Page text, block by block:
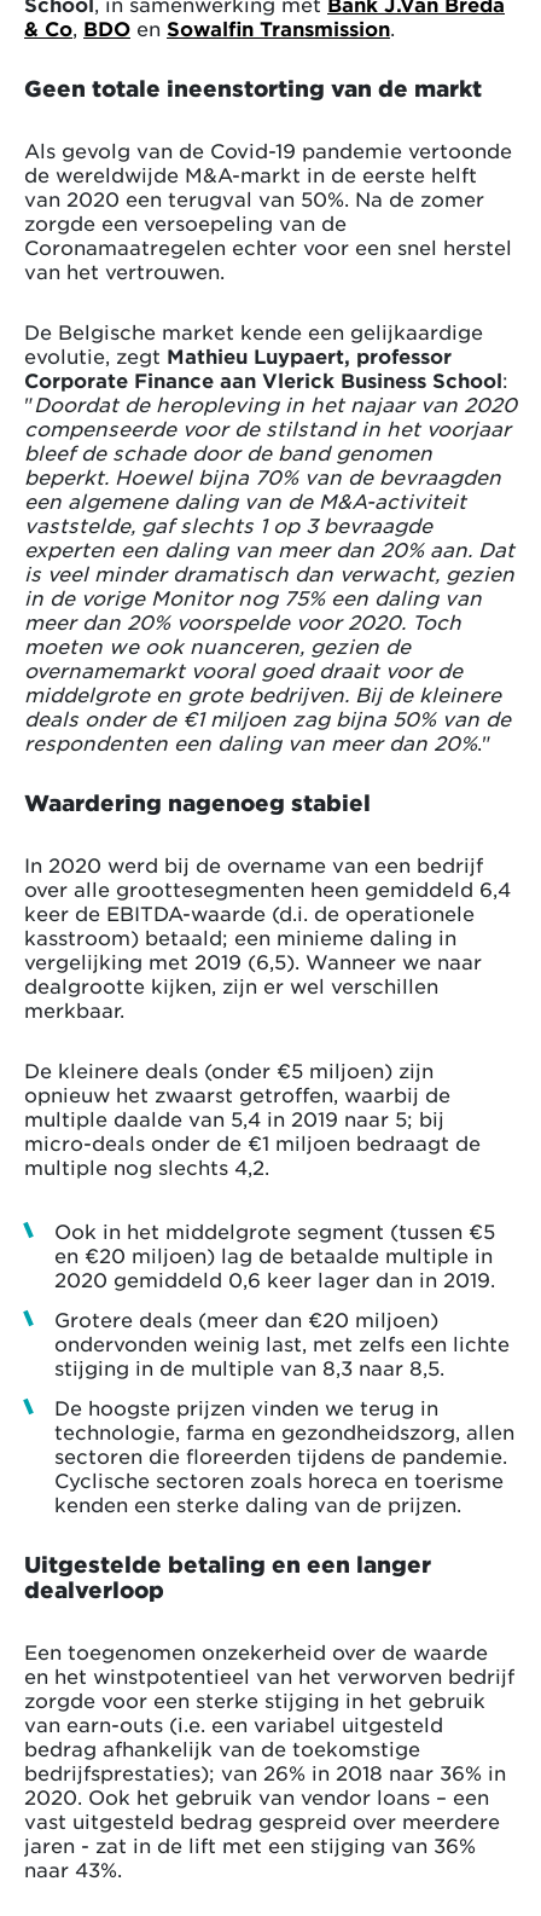
& Co, BDO en Sowalfin Transmission.
Geen totale ineenstorting van de markt
Als gevolg van de Covid-19 pandemie vertoonde
de wereldwijde M&A-markt in de eerste helft
van 2020 een terugval van 50%. Na de zomer
zorgde een versoepeling van de
Coronamaatregelen echter voor een snel herstel
van het vertrouwen.
De Belgische market kende een gelijkaardige
evolutie, zegt Mathieu Luypaert, professor
Corporate Finance aan Vlerick Business School:
"Doordat de heropleving in het najaar van 2020
compenseerde voor de stilstand in het voorjaar
bleef de schade door de band genomen
beperkt. Hoewel bijna 70% van de bevraagden
een algemene daling van de M&A-activiteit
vaststelde, gaf slechts 1 op 3 bevraagde
experten een daling van meer dan 20% aan. Dat
is veel minder dramatisch dan verwacht, gezien
in de vorige Monitor nog 75% een daling van
meer dan 20% voorspelde voor 2020. Toch
moeten we ook nuanceren, gezien de
overnamemarkt vooral goed draait voor de
middelgrote en grote bedrijven. Bij de kleinere
deals onder de €1 miljoen zag bijna 50% van de
respondenten een daling van meer dan 20%."
Waardering nagenoeg stabiel
In 2020 werd bij de overname van een bedrijf
over alle groottesegmenten heen gemiddeld 6,4
keer de EBITDA-waarde (d.i. de operationele
kasstroom) betaald; een minieme daling in
vergelijking met 2019 (6,5). Wanneer we naar
dealgrootte kijken, zijn er wel verschillen
merkbaar.
De kleinere deals (onder €5 miljoen) zijn
opnieuw het zwaarst getroffen, waarbij de
multiple daalde van 5,4 in 2019 naar 5; bij
micro-deals onder de €1 miljoen bedraagt de
multiple nog slechts 4,2.
Ook in het middelgrote segment (tussen €5
en €20 miljoen) lag de betaalde multiple in
2020 gemiddeld 0,6 keer lager dan in 2019.
Grotere deals (meer dan €20 miljoen)
ondervonden weinig last, met zelfs een lichte
stijging in de multiple van 8,3 naar 8,5.
De hoogste prijzen vinden we terug in
technologie, farma en gezondheidszorg, allen
sectoren die floreerden tijdens de pandemie.
Cyclische sectoren zoals horeca en toerisme
kenden een sterke daling van de prijzen.
Uitgestelde betaling en een langer
dealverloop
Een toegenomen onzekerheid over de waarde
en het winstpotentieel van het verworven bedrijf
zorgde voor een sterke stijging in het gebruik
van earn-outs (i.e. een variabel uitgesteld
bedrag afhankelijk van de toekomstige
bedrijfsprestaties); van 26% in 2018 naar 36% in
2020. Ook het gebruik van vendor loans – een
vast uitgesteld bedrag gespreid over meerdere
jaren - zat in de lift met een stijging van 36%
naar 43%.